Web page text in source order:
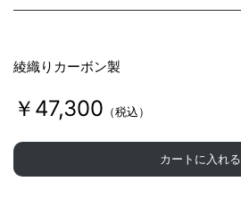
綾織りカーボン製
￥47,300 （税込）
カートに入れる